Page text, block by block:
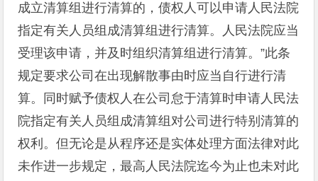
成立清算组进行清算的，债权人可以申请人民法院
指定有关人员组成清算组进行清算。人民法院应当
受理该申请，并及时组织清算组进行清算。”此条
规定要求公司在出现解散事由时应当自行进行清
算。同时赋予债权人在公司怠于清算时申请人民法
院指定有关人员组成清算组对公司进行特别清算的
权利。但无论是从程序还是实体处理方面法律对此
未作进一步规定，最高人民法院迄今为止也未对此